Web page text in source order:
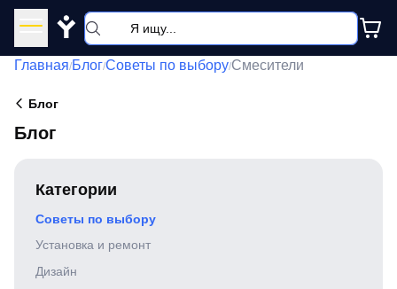
Y
Главная/Блог/Советы по выбору/Смесители
Блог
Блог
Категории
Советы по выбору
Установка и ремонт
Дизайн